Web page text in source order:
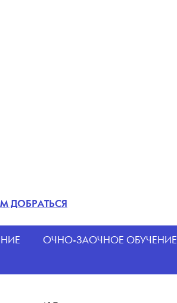
ДОБРАТЬСЯ
ОЧНО-ЗАОЧНОЕ ОБУЧЕНИЕ